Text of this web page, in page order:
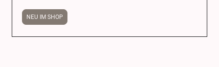
NEU IM SHOP